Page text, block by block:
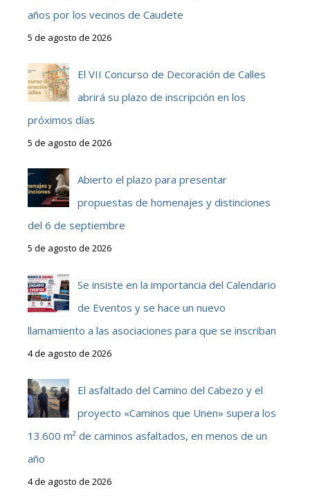
años por los vecinos de Caudete
5 de agosto de 2026
El VII Concurso de Decoración de Calles
abrirá su plazo de inscripción en los
próximos días
5 de agosto de 2026
Abierto el plazo para presentar
propuestas de homenajes y distinciones
del 6 de septiembre
5 de agosto de 2026
Se insiste en la importancia del Calendario
de Eventos y se hace un nuevo
llamamiento a las asociaciones para que se inscriban
4 de agosto de 2026
El asfaltado del Camino del Cabezo y el
proyecto «Caminos que Unen» supera los
13.600 m² de caminos asfaltados, en menos de un
año
4 de agosto de 2026